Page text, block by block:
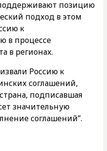
позицию
подход в этом
к
в процессе
в регионах.
Россию к
соглашений,
подписавшая
значительную
соглашений”.